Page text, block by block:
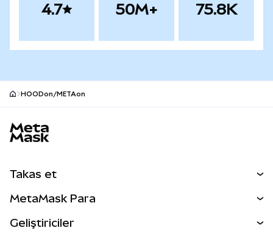
4.7 50M+ 75.8K
HOODon/METAon
Takas et
Perps
MetaMask Para
Geliştiriciler